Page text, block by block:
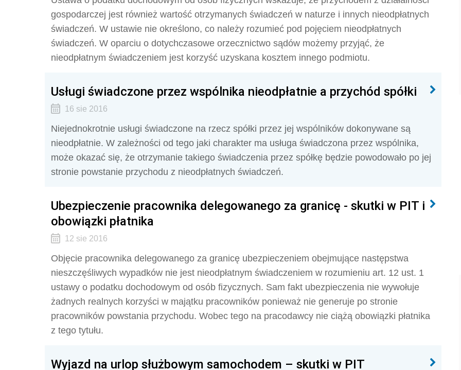
gospodarczej jest również wartość otrzymanych świadczeń w naturze i innych nieodpłatnych
świadczeń. W ustawie nie określono, co należy rozumieć pod pojęciem nieodpłatnych
świadczeń. W oparciu o dotychczasowe orzecznictwo sądów możemy przyjąć, że
nieodpłatnym świadczeniem jest korzyść uzyskana kosztem innego podmiotu.
Usługi świadczone przez wspólnika nieodpłatnie a przychód spółki
16 sie 2016
Niejednokrotnie usługi świadczone na rzecz spółki przez jej wspólników dokonywane są
nieodpłatnie. W zależności od tego jaki charakter ma usługa świadczona przez wspólnika,
może okazać się, że otrzymanie takiego świadczenia przez spółkę będzie powodowało po jej
stronie powstanie przychodu z nieodpłatnych świadczeń.
Ubezpieczenie pracownika delegowanego za granicę - skutki w PIT i
obowiązki płatnika
12 sie 2016
Objęcie pracownika delegowanego za granicę ubezpieczeniem obejmujące następstwa
nieszczęśliwych wypadków nie jest nieodpłatnym świadczeniem w rozumieniu art. 12 ust. 1
ustawy o podatku dochodowym od osób fizycznych. Sam fakt ubezpieczenia nie wywołuje
żadnych realnych korzyści w majątku pracowników ponieważ nie generuje po stronie
pracowników powstania przychodu. Wobec tego na pracodawcy nie ciążą obowiązki płatnika
z tego tytułu.
Wyjazd na urlop służbowym samochodem – skutki w PIT